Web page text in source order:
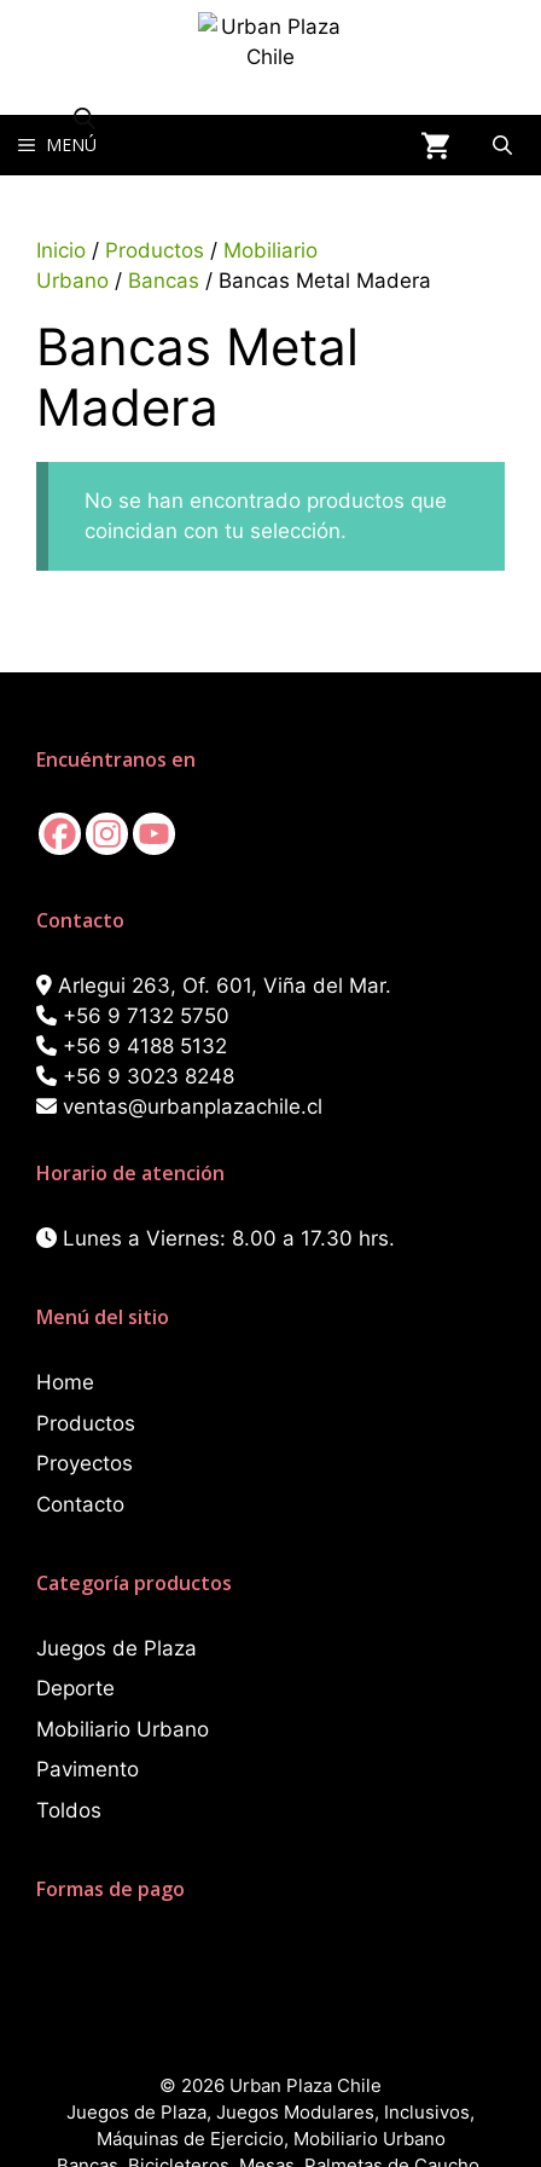
MENÚ
Inicio / Productos / Mobiliario
Urbano / Bancas / Bancas Metal Madera
Bancas Metal
Madera
No se han encontrado productos que
coincidan con tu selección.
Encuéntranos en
Contacto
Arlegui 263, Of. 601, Viña del Mar.
+56 9 7132 5750
+56 9 4188 5132
+56 9 3023 8248
ventas@urbanplazachile.cl
Horario de atención
Lunes a Viernes: 8.00 a 17.30 hrs.
Menú del sitio
Home
Productos
Proyectos
Contacto
Categoría productos
Juegos de Plaza
Deporte
Mobiliario Urbano
Pavimento
Toldos
Formas de pago
© 2026 Urban Plaza Chile
Juegos de Plaza, Juegos Modulares, Inclusivos,
Máquinas de Ejercicio, Mobiliario Urbano